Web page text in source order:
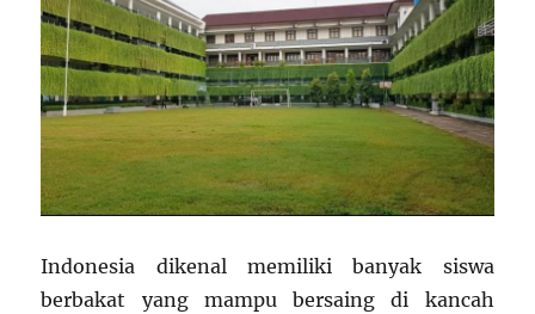
Indonesia dikenal memiliki banyak siswa
berbakat yang mampu bersaing di kancah